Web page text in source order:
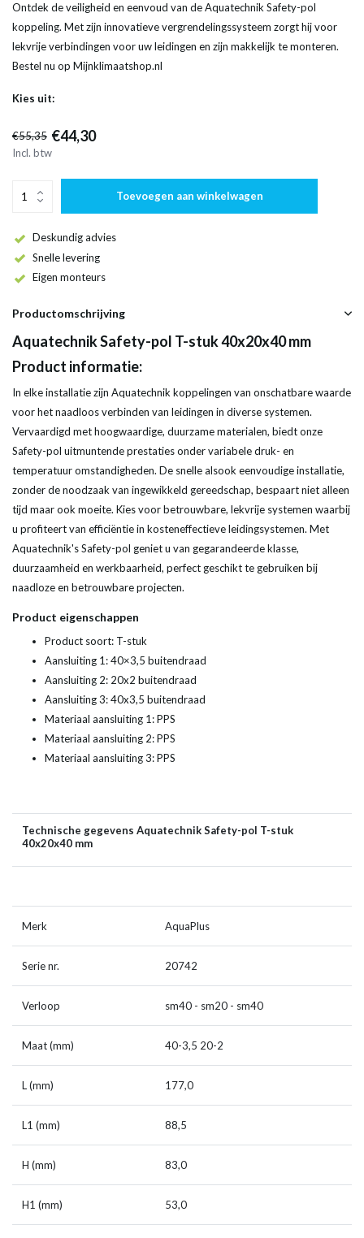
Ontdek de veiligheid en eenvoud van de Aquatechnik Safety-pol
koppeling. Met zijn innovatieve vergrendelingssysteem zorgt hij voor
lekvrije verbindingen voor uw leidingen en zijn makkelijk te monteren.
Bestel nu op Mijnklimaatshop.nl
Kies uit:
€55,35 €44,30
Incl. btw
Toevoegen aan winkelwagen
Deskundig advies
Snelle levering
Eigen monteurs
Productomschrijving
Aquatechnik Safety-pol T-stuk 40x20x40 mm
Product informatie:
In elke installatie zijn Aquatechnik koppelingen van onschatbare waarde
voor het naadloos verbinden van leidingen in diverse systemen.
Vervaardigd met hoogwaardige, duurzame materialen, biedt onze
Safety-pol uitmuntende prestaties onder variabele druk- en
temperatuur omstandigheden. De snelle alsook eenvoudige installatie,
zonder de noodzaak van ingewikkeld gereedschap, bespaart niet alleen
tijd maar ook moeite. Kies voor betrouwbare, lekvrije systemen waarbij
u profiteert van efficiëntie in kosteneffectieve leidingsystemen. Met
Aquatechnik's Safety-pol geniet u van gegarandeerde klasse,
duurzaamheid en werkbaarheid, perfect geschikt te gebruiken bij
naadloze en betrouwbare projecten.
Product eigenschappen
Product soort: T-stuk
Aansluiting 1: 40×3,5 buitendraad
Aansluiting 2: 20x2 buitendraad
Aansluiting 3: 40x3,5 buitendraad
Materiaal aansluiting 1: PPS
Materiaal aansluiting 2: PPS
Materiaal aansluiting 3: PPS
Technische gegevens Aquatechnik Safety-pol T-stuk
40x20x40 mm
Merk AquaPlus
Serie nr. 20742
Verloop sm40 - sm20 - sm40
Maat (mm) 40-3,5 20-2
L (mm) 177,0
L1 (mm) 88,5
H (mm) 83,0
H1 (mm) 53,0